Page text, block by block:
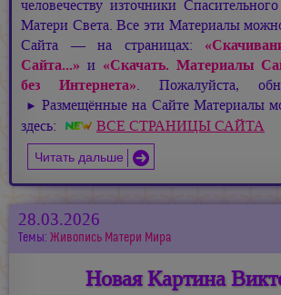
человечеству източники
Матери Света. Все эти Материалы
Сайта — на страницах:
Сайта...» и «Скачать. Материалы
без Интернета». Пожалуйста,
► Размещённые на Сайте Материалы
здесь:
ВСЕ СТРАНИЦЫ САЙТА
Читать дальше
28.03.2026
Темы: Живопись Матери Мира
Новая Картина